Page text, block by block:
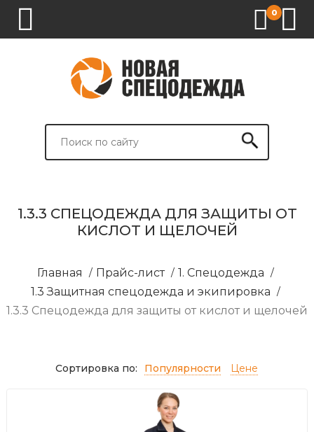
0
СПЕЦОДЕЖДА
СПЕЦОБУВЬ
СРЕДСТВА
ВСПОМОГАТЕЛЬНЫЕ
БРЕНДИРОВАНИЕ
1.3.3 СПЕЦОДЕЖДА ДЛЯ ЗАЩИТЫ ОТ
КИСЛОТ И ЩЕЛОЧЕЙ
Главная / Прайс-лист / 1. Спецодежда /
1.3 Защитная спецодежда и экипировка /
1.3.3 Спецодежда для защиты от кислот и щелочей
Сортировка по: Популярности Цене